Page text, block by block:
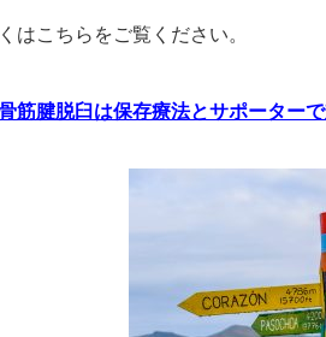
はこちらをご覧ください。
筋腱脱臼は保存療法とサポーター